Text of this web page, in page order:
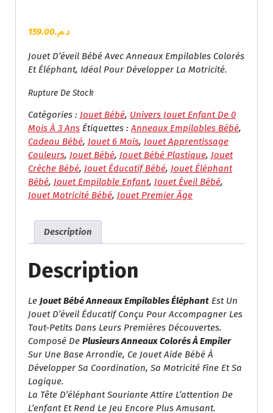
د.م.159.00
Jouet D’éveil Bébé Avec Anneaux Empilables Colorés
Et Éléphant, Idéal Pour Développer La Motricité.
Rupture De Stock
Catégories : Jouet Bébé, Univers Jouet Enfant De 0
Mois À 3 Ans Étiquettes :Anneaux Empilables Bébé,
Cadeau Bébé, Jouet 6 Mois, Jouet Apprentissage
Couleurs, Jouet Bébé, Jouet Bébé Plastique, Jouet
Crèche Bébé, Jouet Éducatif Bébé, Jouet Éléphant
Bébé, Jouet Empilable Enfant, Jouet Éveil Bébé,
Jouet Motricité Bébé, Jouet Premier Âge
Description
Description
Le Jouet Bébé Anneaux Empilables Éléphant Est Un
Jouet D’éveil Éducatif Conçu Pour Accompagner Les
Tout-Petits Dans Leurs Premières Découvertes.
Composé De Plusieurs Anneaux Colorés À Empiler
Sur Une Base Arrondie, Ce Jouet Aide Bébé À
Développer Sa Coordination, Sa Motricité Fine Et Sa
Logique.
La Tête D’éléphant Souriante Attire L’attention De
L’enfant Et Rend Le Jeu Encore Plus Amusant.